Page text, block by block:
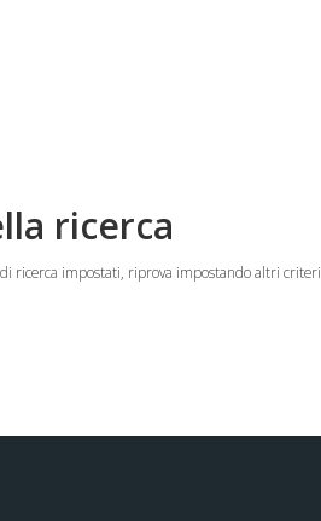
ricerca
ricerca impostati, riprova impostando altri criteri